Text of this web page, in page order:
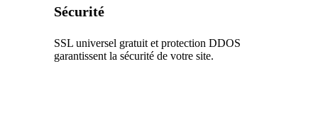
Sécurité
SSL universel gratuit et protection DDOS
garantissent la sécurité de votre site.